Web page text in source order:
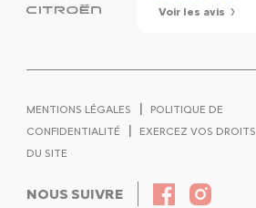
Voir les avis
MENTIONS LÉGALES |
POLITIQUE DE
CONFIDENTIALITÉ
| EXERCEZ VOS DROITS
DU SITE
NOUS SUIVRE